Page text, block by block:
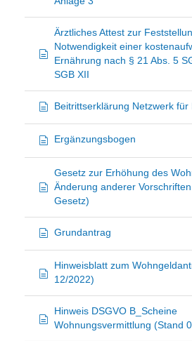
Ärztliches Attest zur
Notwendigkeit einer
Ernährung nach § 21 Abs. 5
SGB XII
Beitrittserklärung Netzwerk für
Ergänzungsbogen
Gesetz zur Erhöhung des
Änderung anderer
Gesetz)
Grundantrag
Hinweisblatt zum
12/2022)
Hinweis DSGVO B_Scheine
Wohnungsvermittlung (Stand